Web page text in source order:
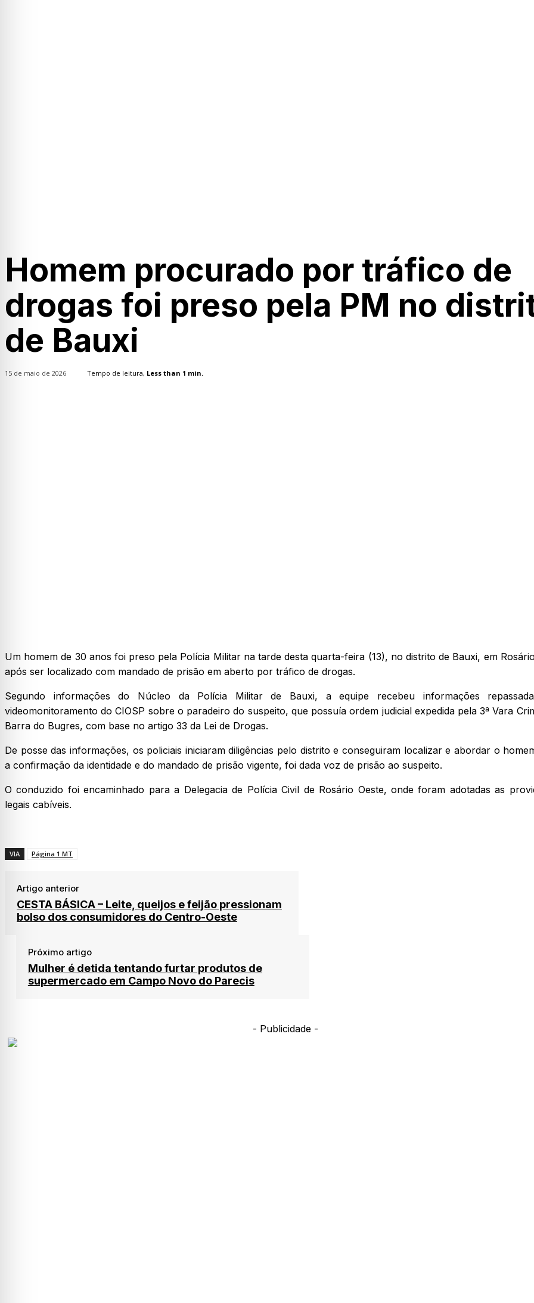
Homem procurado por tráfico de
drogas foi preso pela PM no
de Bauxi
15 de maio de 2026 Tempo de leitura, Less than 1 min.
Um homem de 30 anos foi preso pela Polícia Militar na tarde desta quarta-feira (13), no distrito de Bauxi, em
após ser localizado com mandado de prisão em aberto por tráfico de drogas.
Segundo informações do Núcleo da Polícia Militar de Bauxi, a equipe recebeu informações
videomonitoramento do CIOSP sobre o paradeiro do suspeito, que possuía ordem judicial expedida pela 3ª Vara
Barra do Bugres, com base no artigo 33 da Lei de Drogas.
De posse das informações, os policiais iniciaram diligências pelo distrito e conseguiram localizar e abordar o
a confirmação da identidade e do mandado de prisão vigente, foi dada voz de prisão ao suspeito.
O conduzido foi encaminhado para a Delegacia de Polícia Civil de Rosário Oeste, onde foram adotadas as
legais cabíveis.
VIA Página 1 MT
Artigo anterior
CESTA BÁSICA – Leite, queijos e feijão pressionam
bolso dos consumidores do Centro-Oeste
Próximo artigo
Mulher é detida tentando furtar produtos de
supermercado em Campo Novo do Parecis
- Publicidade -